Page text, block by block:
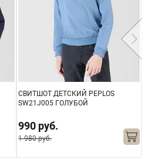
СВИТШОТ ДЕТСКИЙ PEPLOS
SW21J005 ГОЛУБОЙ
990 руб.
1 980 руб.